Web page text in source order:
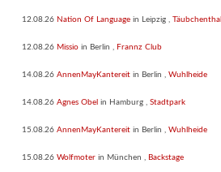
12.08.26 Nation Of Language in Leipzig , Täubchenthal
12.08.26 Missio in Berlin , Frannz Club
14.08.26 AnnenMayKantereit in Berlin , Wuhlheide
14.08.26 Agnes Obel in Hamburg , Stadtpark
15.08.26 AnnenMayKantereit in Berlin , Wuhlheide
15.08.26 Wolfmoter in München , Backstage